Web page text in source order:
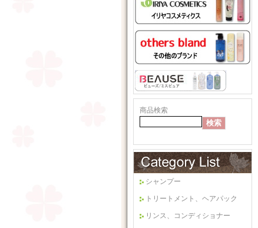
商品検索
シャンプー
トリートメント、ヘアパック
リンス、コンディショナー